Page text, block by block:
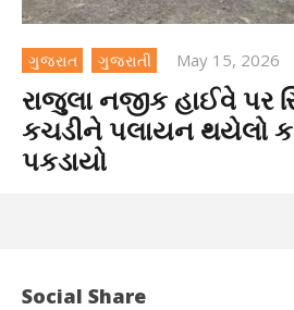
ગુજરાત ગુજરાતી May 15, 2026
રાજુલા નજીક હાઈવે પર
કચડીને પલાયન થયેલો
પકડાયો
Social Share